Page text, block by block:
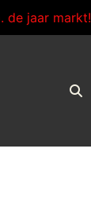
de jaar markt!